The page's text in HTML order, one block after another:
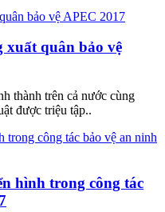
xuất quân bảo vệ
thành trên cả nước cùng
được triệu tập..
hình trong công tác